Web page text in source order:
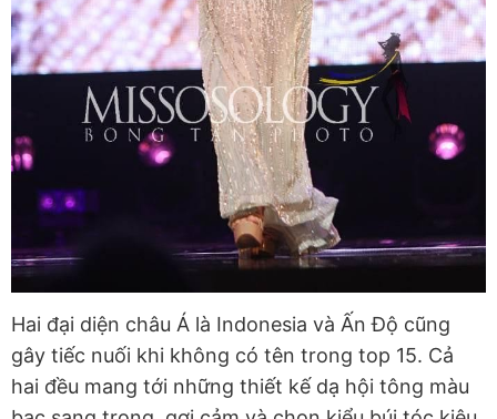
Hai đại diện châu Á là Indonesia và Ấn Độ cũng
gây tiếc nuối khi không có tên trong top 15. Cả
hai đều mang tới những thiết kế dạ hội tông màu